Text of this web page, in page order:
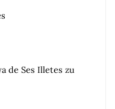
de Ses Illetes zu